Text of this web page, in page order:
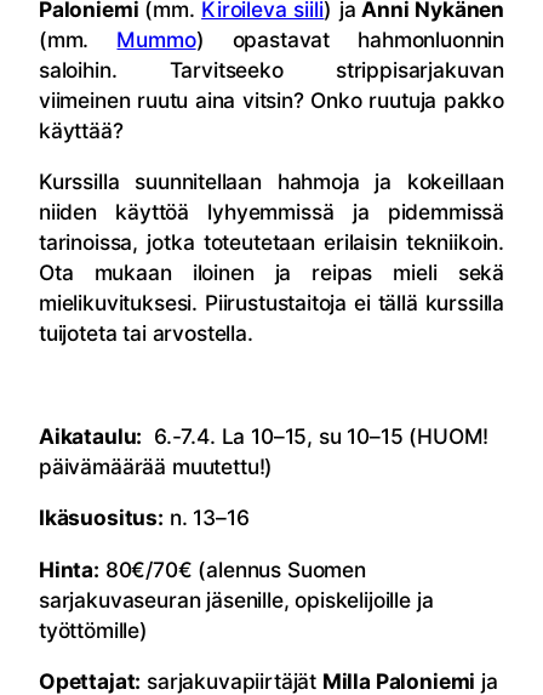
Paloniemi (mm. Kiroileva siili) ja Anni Nykänen
(mm. Mummo) opastavat hahmonluonnin
saloihin. Tarvitseeko strippisarjakuvan
viimeinen ruutu aina vitsin? Onko ruutuja pakko
käyttää?
Kurssilla suunnitellaan hahmoja ja kokeillaan
niiden käyttöä lyhyemmissä ja pidemmissä
tarinoissa, jotka toteutetaan erilaisin tekniikoin.
Ota mukaan iloinen ja reipas mieli sekä
mielikuvituksesi. Piirustustaitoja ei tällä kurssilla
tuijoteta tai arvostella.
Aikataulu: 6.-7.4. La 10–15, su 10–15 (HUOM!
päivämäärää muutettu!)
Ikäsuositus: n. 13–16
Hinta: 80€/70€ (alennus Suomen
sarjakuvaseuran jäsenille, opiskelijoille ja
työttömille)
Opettajat: sarjakuvapiirtäjät Milla Paloniemi ja